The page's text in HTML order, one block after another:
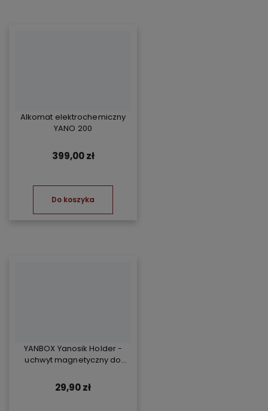
Alkomat elektrochemiczny
YANO 200
399,00 zł
Do koszyka
YANBOX Yanosik Holder -
uchwyt magnetyczny do
telefonu
29,90 zł